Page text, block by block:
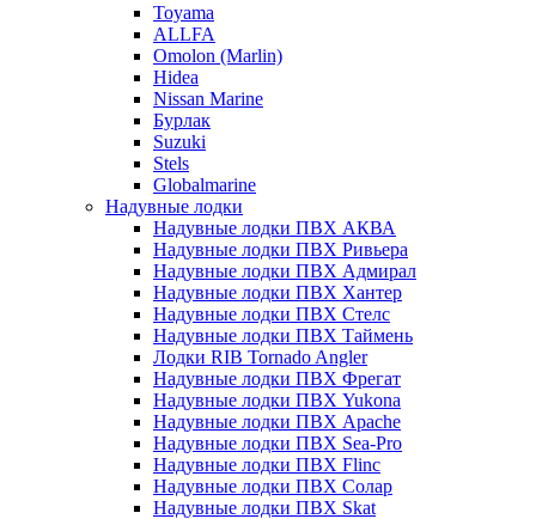
Toyama
ALLFA
Omolon (Marlin)
Hidea
Nissan Marine
Бурлак
Suzuki
Stels
Globalmarine
Надувные лодки
Надувные лодки ПВХ АКВА
Надувные лодки ПВХ Ривьера
Надувные лодки ПВХ Адмирал
Надувные лодки ПВХ Хантер
Надувные лодки ПВХ Стелс
Надувные лодки ПВХ Таймень
Лодки RIB Tornado Angler
Надувные лодки ПВХ Фрегат
Надувные лодки ПВХ Yukona
Надувные лодки ПВХ Apache
Надувные лодки ПВХ Sea-Pro
Надувные лодки ПВХ Flinc
Надувные лодки ПВХ Солар
Надувные лодки ПВХ Skat